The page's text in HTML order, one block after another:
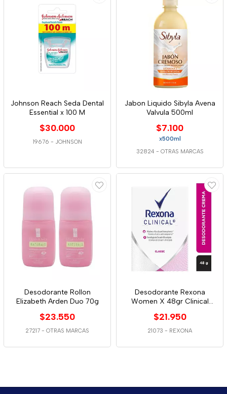
Johnson Reach Seda Dental
Essential x 100 M
$30.000
19676 - JOHNSON
Jabon Liquido Sibyla Avena
Valvula 500ml
$7.100
x500ml
32824 - OTRAS MARCAS
Desodorante Rollon
Elizabeth Arden Duo 70g
$23.550
27217 - OTRAS MARCAS
Desodorante Rexona
Women X 48gr Clinical
$21.950
21073 - REXONA